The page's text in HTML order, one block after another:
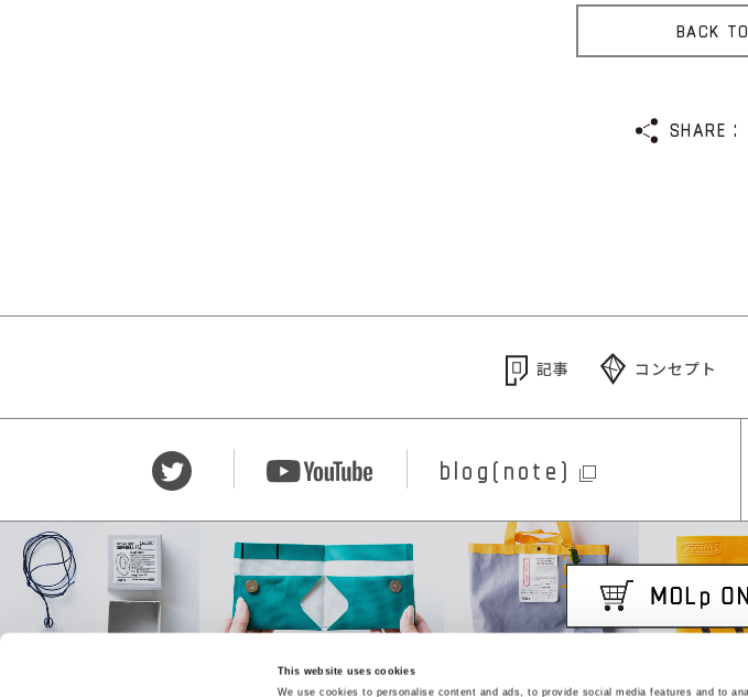
This website uses cookies
We use cookies to personalise content and ads, to provide social media features and to
BACK
SHARE :
記事 コンセプト
blog(note)